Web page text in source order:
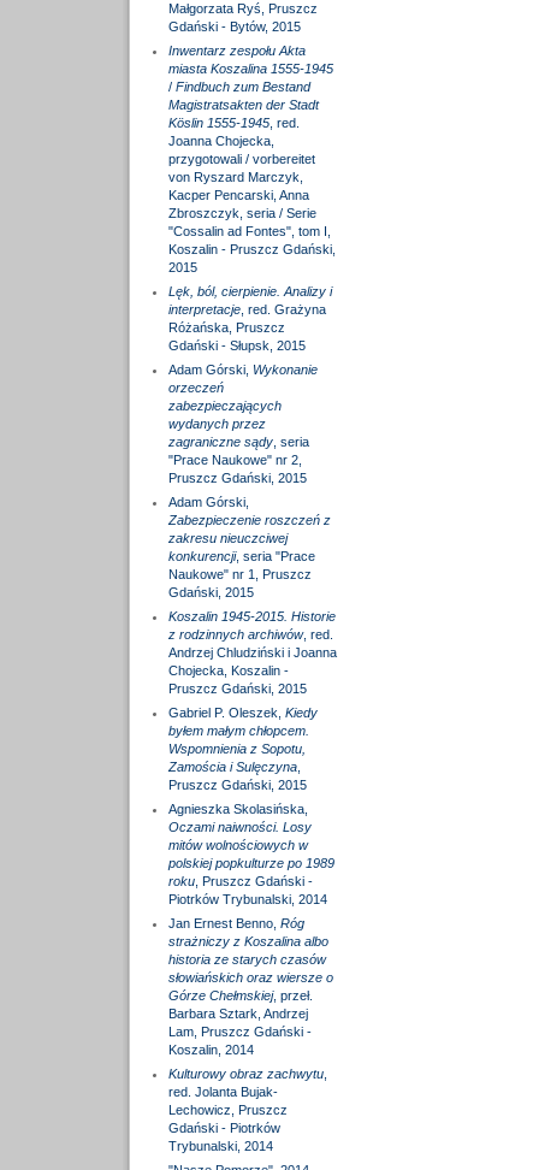
Małgorzata Ryś, Pruszcz
Gdański - Bytów, 2015
Inwentarz zespołu Akta
miasta Koszalina 1555-1945
/ Findbuch zum Bestand
Magistratsakten der Stadt
Köslin 1555-1945, red.
Joanna Chojecka,
przygotowali / vorbereitet
von Ryszard Marczyk,
Kacper Pencarski, Anna
Zbroszczyk, seria / Serie
"Cossalin ad Fontes", tom I,
Koszalin - Pruszcz Gdański,
2015
Lęk, ból, cierpienie. Analizy i
interpretacje, red. Grażyna
Różańska, Pruszcz
Gdański - Słupsk, 2015
Adam Górski, Wykonanie
orzeczeń
zabezpieczających
wydanych przez
zagraniczne sądy, seria
"Prace Naukowe" nr 2,
Pruszcz Gdański, 2015
Adam Górski,
Zabezpieczenie roszczeń z
zakresu nieuczciwej
konkurencji, seria "Prace
Naukowe" nr 1, Pruszcz
Gdański, 2015
Koszalin 1945-2015. Historie
z rodzinnych archiwów, red.
Andrzej Chludziński i Joanna
Chojecka, Koszalin -
Pruszcz Gdański, 2015
Gabriel P. Oleszek, Kiedy
byłem małym chłopcem.
Wspomnienia z Sopotu,
Zamościa i Sulęczyna,
Pruszcz Gdański, 2015
Agnieszka Skolasińska,
Oczami naiwności. Losy
mitów wolnościowych w
polskiej popkulturze po 1989
roku, Pruszcz Gdański -
Piotrków Trybunalski, 2014
Jan Ernest Benno, Róg
strażniczy z Koszalina albo
historia ze starych czasów
słowiańskich oraz wiersze o
Górze Chełmskiej, przeł.
Barbara Sztark, Andrzej
Lam, Pruszcz Gdański -
Koszalin, 2014
Kulturowy obraz zachwytu,
red. Jolanta Bujak-
Lechowicz, Pruszcz
Gdański - Piotrków
Trybunalski, 2014